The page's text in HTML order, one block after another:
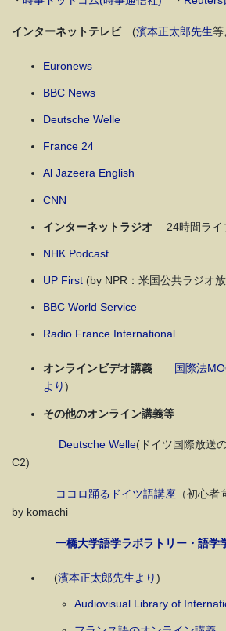
インターネットテレビ(濱本正太郎先生等
Euronews
BBC News
Deutsche Welle
France 24
Al Jazeera English
CNN
インターネットラジオ 24時間ライ
NHK Podcast
UP First (by NPR：米国公共ラジオ
BBC World Service
Radio France International
オンラインビデオ講義 国際法
より)
その他のオンライン講義等
Deutsche Welle(ドイツ国際放送
C2)
ココロ踊るドイツ語講座 （初心者
by komachi
一橋大学語学ラボラトリー・語学
(濱本正太郎先生より)
Audiovisual Library of